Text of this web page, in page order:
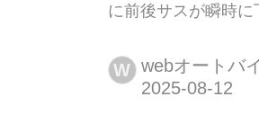
に前後サスが瞬時
確保してくれるライ
「HEIGHTFLEX」
W webオートバ